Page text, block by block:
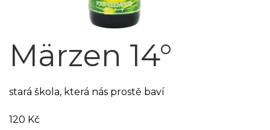
Märzen 14°
stará škola, která nás prostě baví
120 Kč